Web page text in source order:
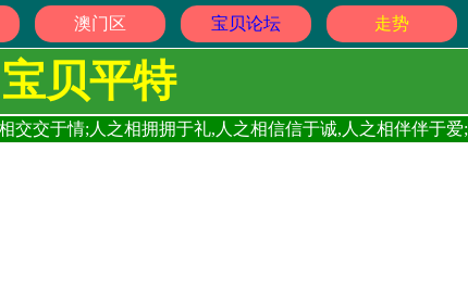
澳门区 宝贝论坛 走势
宝贝平特
交交于情;人之相拥拥于礼,人之相信信于诚,人之相伴伴于爱;